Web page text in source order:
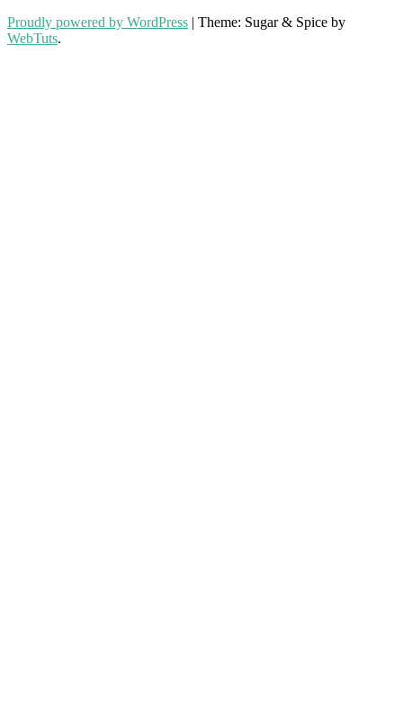
Proudly powered by WordPress | Theme: Sugar & Spice by
WebTuts.